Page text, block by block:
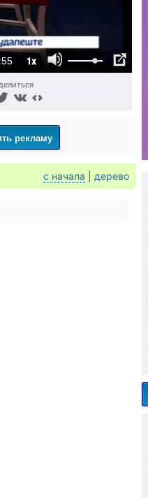
1x
рекламу
с начала дерево